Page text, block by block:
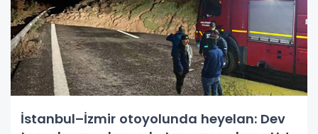
İstanbul–İzmir otoyolunda heyelan: Dev